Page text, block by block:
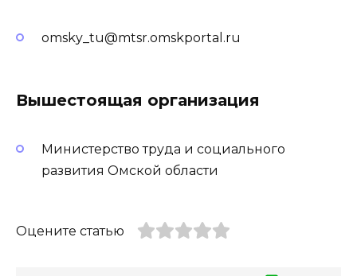
omsky_tu@mtsr.omskportal.ru
Вышестоящая организация
Министерство труда и социального
развития Омской области
Оцените статью